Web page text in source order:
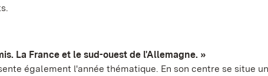
La France et le sud-ouest de l'Allemagne. »
également l'année thématique. En son centre se situe